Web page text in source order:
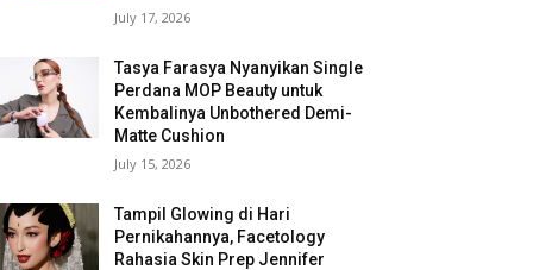
July 17, 2026
Tasya Farasya Nyanyikan Single
Perdana MOP Beauty untuk
Kembalinya Unbothered Demi-
Matte Cushion
July 15, 2026
Tampil Glowing di Hari
Pernikahannya, Facetology
Rahasia Skin Prep Jennifer